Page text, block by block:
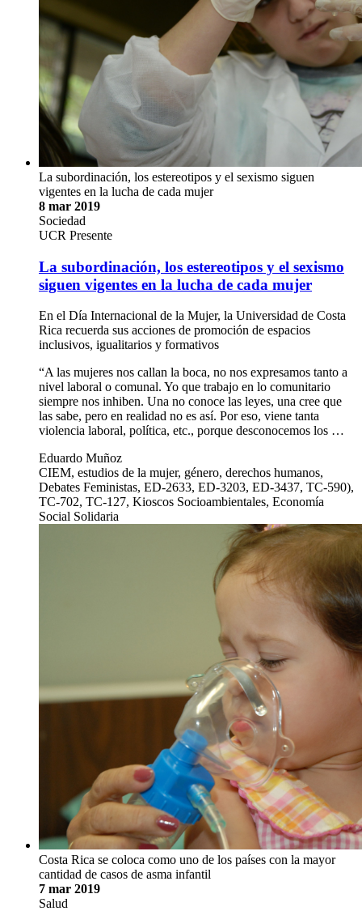
La subordinación, los estereotipos y el sexismo siguen
vigentes en la lucha de cada mujer
8 mar 2019
Sociedad
UCR Presente
La subordinación, los estereotipos y el sexismo
siguen vigentes en la lucha de cada mujer
En el Día Internacional de la Mujer, la Universidad de Costa
Rica recuerda sus acciones de promoción de espacios
inclusivos, igualitarios y formativos
“A las mujeres nos callan la boca, no nos expresamos tanto a
nivel laboral o comunal. Yo que trabajo en lo comunitario
siempre nos inhiben. Una no conoce las leyes, una cree que
las sabe, pero en realidad no es así. Por eso, viene tanta
violencia laboral, política, etc., porque desconocemos los …
Eduardo Muñoz
CIEM, estudios de la mujer, género, derechos humanos,
Debates Feministas, ED-2633, ED-3203, ED-3437, TC-590),
TC-702, TC-127, Kioscos Socioambientales, Economía
Social Solidaria
Costa Rica se coloca como uno de los países con la mayor
cantidad de casos de asma infantil
7 mar 2019
Salud